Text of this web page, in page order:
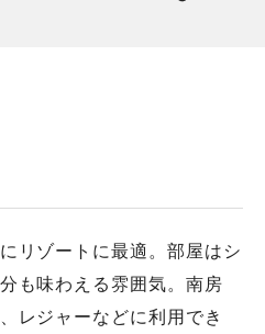
リゾートに最適。部屋はシ
も味わえる雰囲気。南房
レジャーなどに利用でき